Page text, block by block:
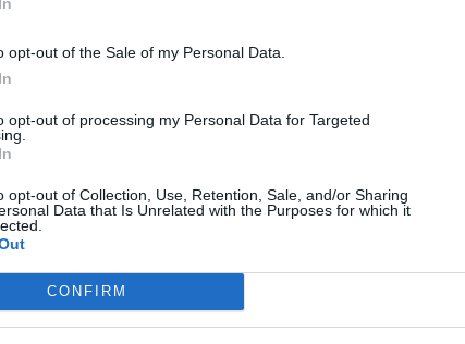
opt-out of the Sale of my Personal Data.
opt-out of processing my Personal Data for Targeted
opt-out of Collection, Use, Retention, Sale, and/or Sharing
Data that Is Unrelated with the Purposes for which it
CONFIRM
de deuda en el alero... y Enrique
la Presidencia
06/08/26 16:47
recompras
06/08/26 17:11
el penúltimo fiasco del Gobierno